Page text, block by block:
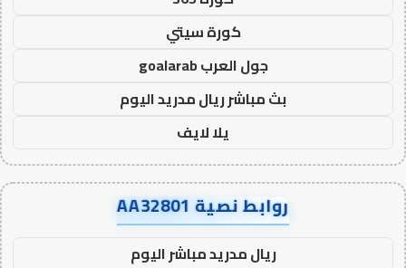
كورة سيتي
جول العرب goalarab
بث مباشر ريال مدريد اليوم
يلا لايف
روابط نصية AA32801
ريال مدريد مباشر اليوم